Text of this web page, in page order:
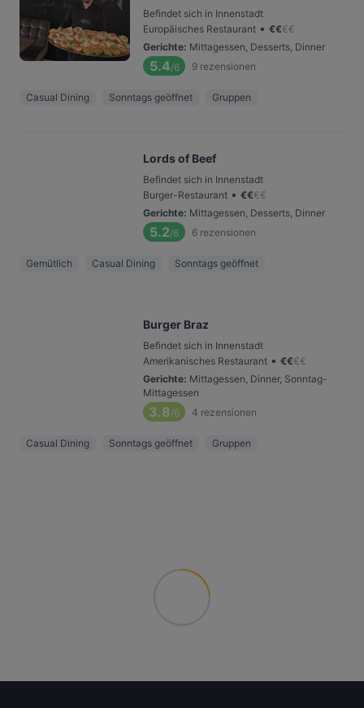
Befindet sich in Innenstadt
Europäisches Restaurant • €€€€
Gerichte: Mittagessen, Desserts, Dinner
5.4/6 9 rezensionen
Casual Dining Sonntags geöffnet Gruppen
Lords of Beef
Befindet sich in Innenstadt
Burger-Restaurant • €€€€
Gerichte: Mittagessen, Desserts, Dinner
5.2/6 6 rezensionen
Gemütlich Casual Dining Sonntags geöffnet
Burger Braz
Befindet sich in Innenstadt
Amerikanisches Restaurant • €€€€
Gerichte: Mittagessen, Dinner, Sonntag-
Mittagessen
3.8/6 4 rezensionen
Casual Dining Sonntags geöffnet Gruppen